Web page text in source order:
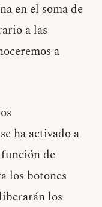
en el soma de
a las
a
ha activado a
de
los botones
los